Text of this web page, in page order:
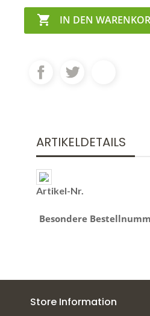
 IN DEN
ARTIKELDETAILS
Artikel-Nr.
Besondere
Store Information